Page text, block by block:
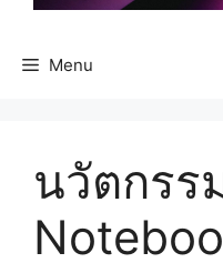
Menu
นวัตกรร